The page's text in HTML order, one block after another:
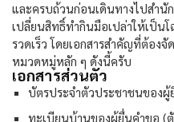
และครบถ้วนก่อนเดินทางไปสำ
เปลี่ยนสิทธิ์ทำกินมือเปล่าให้เป็น
รวดเร็ว โดยเอกสารสำคัญที่ต้อง
หมวดหมู่หลัก ๆ ดังนี้ครับ
เอกสารส่วนตัว
บัตรประจำตัวประชาชนของผู้
ทะเบียนบ้านของผู้ยื่นคำขอ (ตั